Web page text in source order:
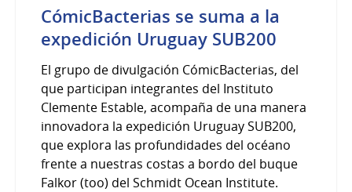
CómicBacterias se suma a la
expedición Uruguay SUB200
El grupo de divulgación CómicBacterias, del
que participan integrantes del Instituto
Clemente Estable, acompaña de una manera
innovadora la expedición Uruguay SUB200,
que explora las profundidades del océano
frente a nuestras costas a bordo del buque
Falkor (too) del Schmidt Ocean Institute.